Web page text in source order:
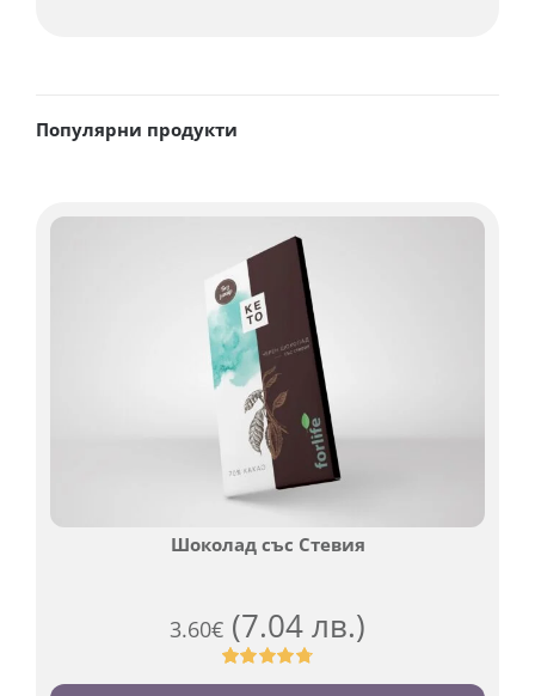
Популярни продукти
Шоколад със Стевия
3.60€ (7.04 лв.)
Оценен
185